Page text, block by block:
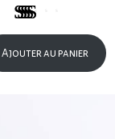
Ajouter au panier